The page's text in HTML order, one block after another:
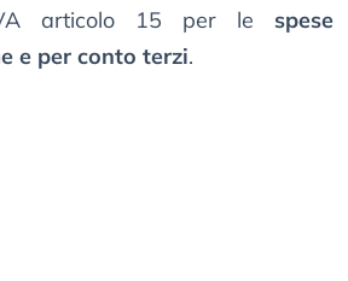
IVA articolo 15 per le spese
e per conto terzi.